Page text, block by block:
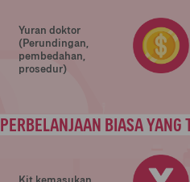
Yuran doktor
(Perundingan,
pembedahan,
prosedur)
PERBELANJAAN BIASA YANG